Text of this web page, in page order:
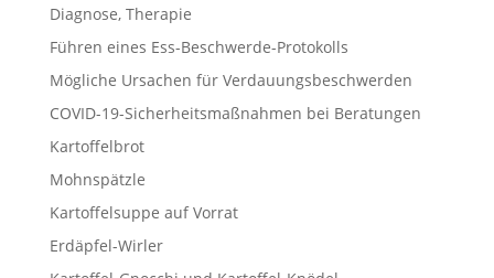
Diagnose, Therapie
Führen eines Ess-Beschwerde-Protokolls
Mögliche Ursachen für Verdauungsbeschwerden
COVID-19-Sicherheitsmaßnahmen bei Beratungen
Kartoffelbrot
Mohnspätzle
Kartoffelsuppe auf Vorrat
Erdäpfel-Wirler